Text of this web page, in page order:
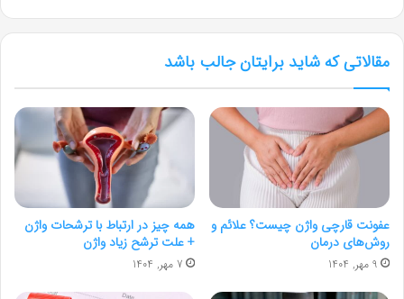
مقالاتی که شاید برایتان جالب باشد
عفونت قارچی واژن چیست؟ علائم و
روش‌های درمان
9 مهر, 1404
همه چیز در ارتباط با ترشحات واژن
+ علت ترشح زیاد واژن
7 مهر, 1404